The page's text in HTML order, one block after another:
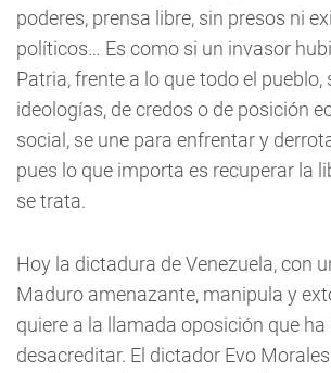
poderes, prensa libre, sin presos ni
políticos… Es como si un invasor
Patria, frente a lo que todo el
ideologías, de credos o de posición
social, se une para enfrentar y
pues lo que importa es recuperar la
se trata.
Hoy la dictadura de Venezuela, con
Maduro amenazante, manipula y
quiere a la llamada oposición que
desacreditar. El dictador Evo